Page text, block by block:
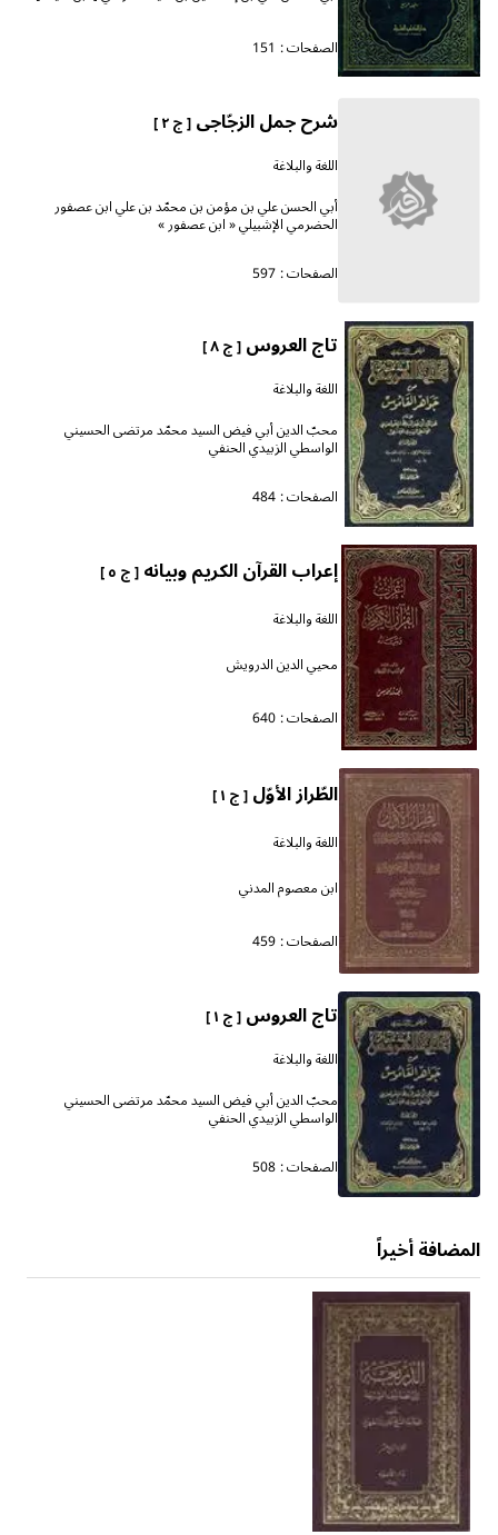
الصفحات : 151
شرح جمل الزجّاجى[ ج ٢ ]
اللغة والبلاغة
أبي الحسن علي بن مؤمن بن محمّد بن علي ابن عصفور
الحضرمي الإشبيلي « ابن عصفور »
الصفحات : 597
تاج العروس[ ج ٨ ]
اللغة والبلاغة
محبّ الدين أبي فيض السيد محمّد مرتضى الحسيني
الواسطي الزبيدي الحنفي
الصفحات : 484
إعراب القرآن الكريم وبيانه[ ج ٥ ]
اللغة والبلاغة
محيي الدين الدرويش
الصفحات : 640
الطّراز الأوّل[ ج ١ ]
اللغة والبلاغة
ابن معصوم المدني
الصفحات : 459
تاج العروس[ ج ١ ]
اللغة والبلاغة
محبّ الدين أبي فيض السيد محمّد مرتضى الحسيني
الواسطي الزبيدي الحنفي
الصفحات : 508
المضافة أخيراً